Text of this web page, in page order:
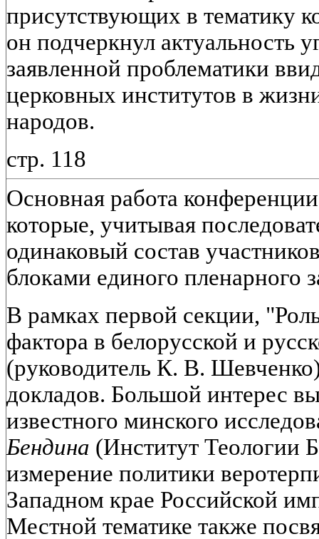
присутствующих в тематику
он подчеркнул актуальность
заявленной проблематики
церковных институтов в
народов.
стр. 118
Основная работа
которые, учитывая
одинаковый состав
блоками единого пленарного
В рамках первой секции,
фактора в белорусской и
(руководитель К. В.
докладов. Большой интерес
известного минского
Бендина (Институт Теологии
измерение политики
Западном крае Российской
Местной тематике также